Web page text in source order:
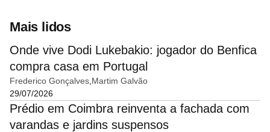
Mais lidos
Onde vive Dodi Lukebakio: jogador do Benfica
compra casa em Portugal
Frederico Gonçalves Martim Galvão
29/07/2026
Prédio em Coimbra reinventa a fachada com
varandas e jardins suspensos